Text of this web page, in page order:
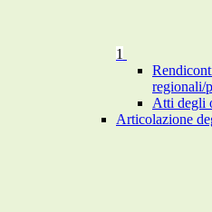
1
regionali/
Atti degli
Articolazione